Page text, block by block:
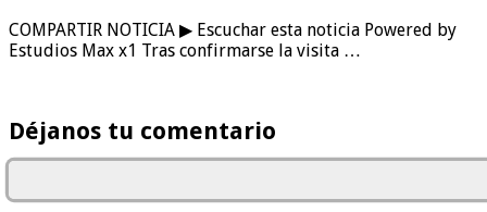
COMPARTIR NOTICIA ▶ Escuchar esta noticia Powered by
Estudios Max x1 Tras confirmarse la visita …
Déjanos tu comentario